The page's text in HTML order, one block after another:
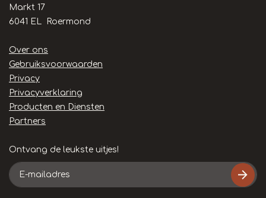
Markt 17
6041 EL Roermond
Handige
links
Over ons
Gebruiksvoorwaarden
Privacy
Privacyverklaring
Producten en Diensten
Partners
Ontvang de leukste uitjes!
E-
mailadres